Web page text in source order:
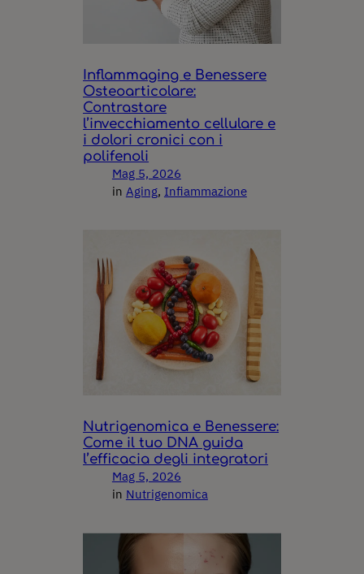
Inflammaging e Benessere
Osteoarticolare:
Contrastare
l’invecchiamento cellulare e
i dolori cronici con i
polifenoli
Mag 5, 2026
in Aging, Infiammazione
Nutrigenomica e Benessere:
Come il tuo DNA guida
l’efficacia degli integratori
Mag 5, 2026
in Nutrigenomica